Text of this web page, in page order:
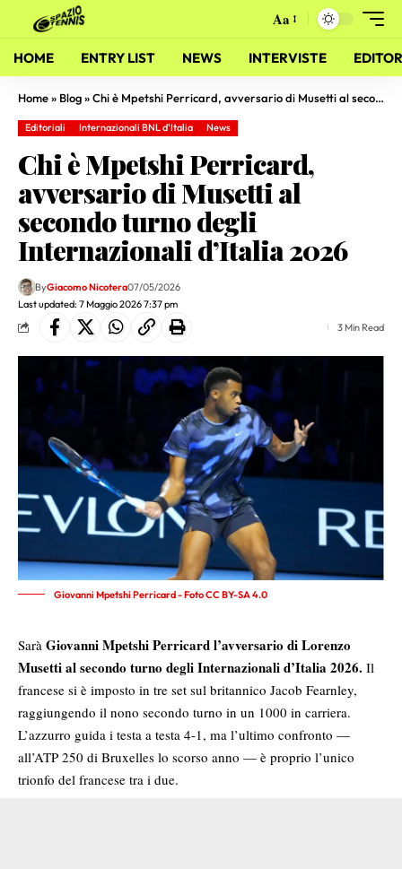
Aa
HOME ENTRY LIST NEWS INTERVISTE
Home» Blog»Chi è Mpetshi Perricard, avversario di Musetti al secondo turno degli Internazionali d’Italia 2026
Editoriali Internazionali BNL d'Italia News
Chi è Mpetshi Perricard,
avversario di Musetti al
secondo turno degli
Internazionali d’Italia 2026
Last updated: 7 Maggio 2026 7:37 pm
ByGiacomo Nicotera07/05/2026
3 Min Read
Giovanni Mpetshi Perricard - Foto CC BY-SA 4.0
Sarà Giovanni Mpetshi Perricardl’avversario diLorenzo
Musettial secondo turno degliInternazionali d’Italia 2026. Il
francese si è imposto in tre set sul britannico Jacob Fearnley,
raggiungendo il nono secondo turno in un 1000 in carriera.
L’azzurro guida i testa a testa 4-1, ma l’ultimo confronto —
all’ATP 250 di Bruxelles lo scorso anno — è proprio l’unico
trionfo del francese tra i due.